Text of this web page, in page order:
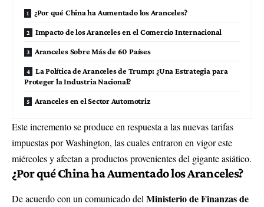
¿Por qué China ha Aumentado los Aranceles?
Impacto de los Aranceles en el Comercio Internacional
Aranceles Sobre Más de 60 Países
La Política de Aranceles de Trump: ¿Una Estrategia para
Proteger la Industria Nacional?
Aranceles en el Sector Automotriz
Este incremento se produce en respuesta a las nuevas tarifas
impuestas por Washington, las cuales entraron en vigor este
miércoles y afectan a productos provenientes del gigante asiático.
¿Por qué China ha Aumentado los Aranceles?
De acuerdo con un comunicado del Ministerio de Finanzas de